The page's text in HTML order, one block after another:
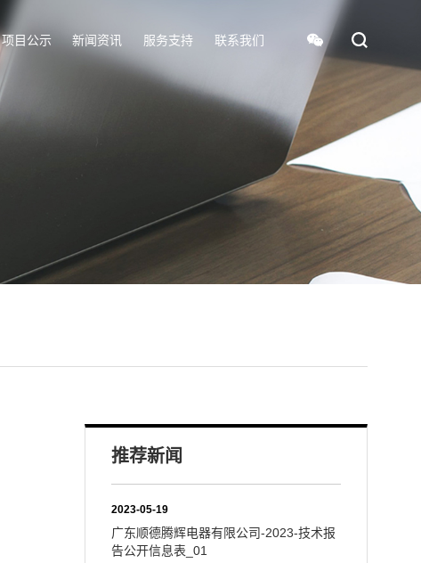
项目公示 新闻资讯 服务支持 联系我们
推荐新闻
2023-05-19
广东顺德腾辉电器有限公司-2023-技术报
告公开信息表_01